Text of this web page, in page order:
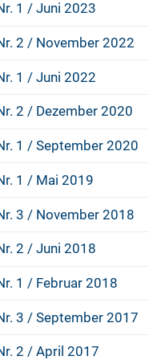
1 / Juni 2023
2 / November 2022
1 / Juni 2022
2 / Dezember 2020
1 / September 2020
1 / Mai 2019
3 / November 2018
2 / Juni 2018
1 / Februar 2018
3 / September 2017
2 / April 2017